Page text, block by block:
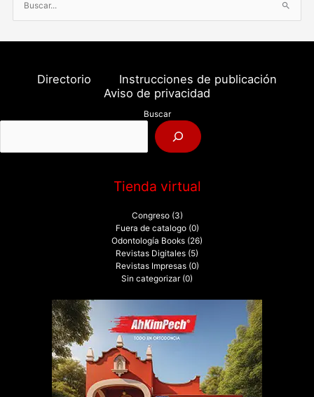
u
s
o
:
Directorio
Instrucciones de publicación
Aviso de privacidad
Buscar
Tienda virtual
Congreso (3)
Fuera de catalogo (0)
Odontología Books (26)
Revistas Digitales (5)
Revistas Impresas (0)
Sin categorizar (0)